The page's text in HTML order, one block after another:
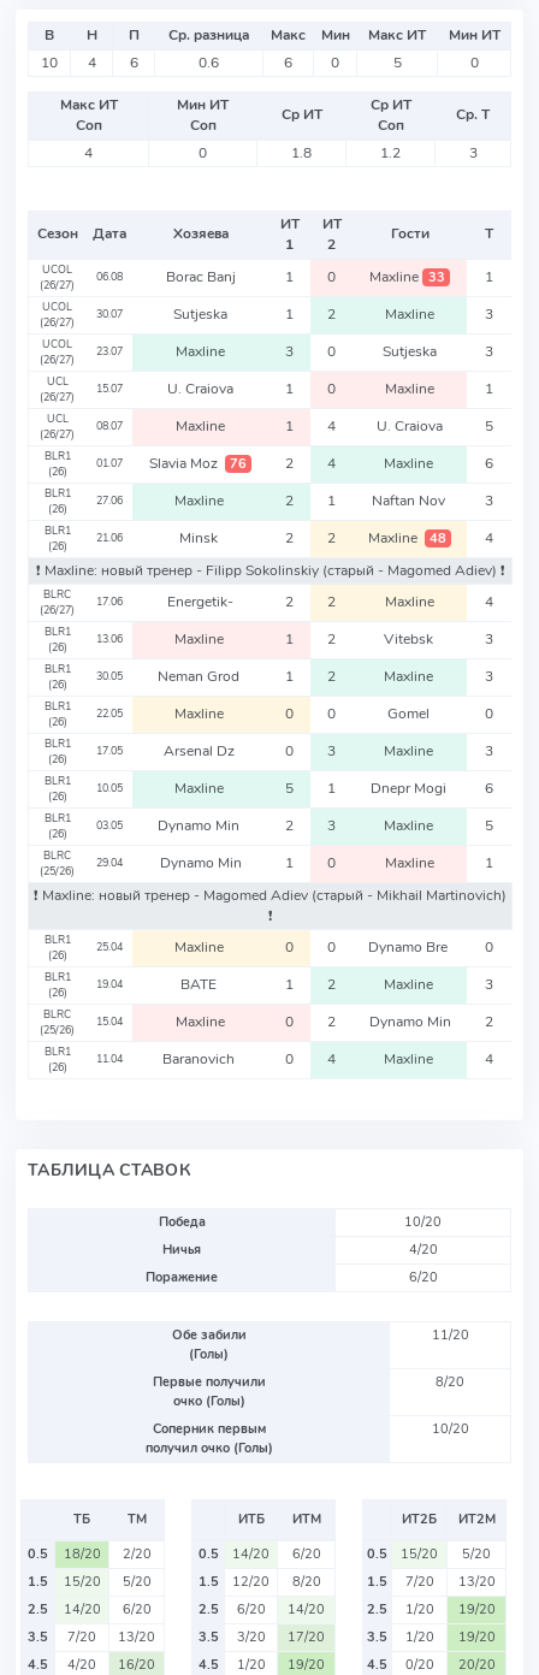
В Н П Ср. разница Макс Мин Макс ИТ
Мин ИТ
10
4 6 0.6 6 0 5 0
Макс ИТ
Соп
Мин ИТ
Соп
Ср ИТ
Ср ИТ
Соп
Ср. Т
4
0 1.8 1.2 3
Сезон Дата Хозяева
ИТ
1
ИТ
2
Гости Т
UCOL
(26/27)
06.08 Borac Banj 1 0 Maxline 33 1
UCOL
(26/27)
30.07 Sutjeska 1 2 Maxline 3
UCOL
(26/27)
23.07 Maxline 3 0 Sutjeska 3
UCL
(26/27)
15.07 U. Craiova 1 0 Maxline 1
UCL
(26/27)
08.07 Maxline 1 4 U. Craiova 5
BLR1
(26)
01.07 Slavia Moz 76 2 4 Maxline 6
BLR1
(26)
27.06 Maxline 2 1 Naftan Nov 3
BLR1
(26)
21.06 Minsk 2 2 Maxline 48
4
❗️ Maxline: новый тренер - Filipp Sokolinskiy (старый - Magomed Adiev) ❗️
BLRC
(26/27)
17.06 Energetik- 2 2 Maxline 4
BLR1
(26)
13.06 Maxline 1 2 Vitebsk 3
BLR1
(26)
30.05 Neman Grod 1 2 Maxline 3
BLR1
(26)
22.05 Maxline 0 0 Gomel 0
BLR1
(26)
17.05 Arsenal Dz 0 3 Maxline 3
BLR1
(26)
10.05 Maxline 5 1 Dnepr Mogi 6
BLR1
(26)
03.05 Dynamo Min 2 3 Maxline 5
BLRC
(25/26)
29.04 Dynamo Min 1 0 Maxline
1
❗️ Maxline: новый тренер - Magomed Adiev (старый - Mikhail Martinovich)
❗️
BLR1
(26)
25.04 Maxline 0 0 Dynamo Bre 0
BLR1
(26)
19.04 BATE 1 2 Maxline 3
BLRC
(25/26)
15.04 Maxline 0 2 Dynamo Min 2
BLR1
(26)
11.04 Baranovich 0 4 Maxline 4
ТАБЛИЦА СТАВОК
Победа
10/20
Ничья
4/20
Поражение
6/20
Обе забили
(Голы)
11/20
Первые получили
очко (Голы)
8/20
Соперник первым
получил очко (Голы)
10/20
ТБ
ТМ
0.5
18/20
2/20
1.5
15/20
5/20
2.5
14/20
6/20
3.5
7/20
13/20
4.5
4/20
16/20
ИТБ
ИТМ
0.5
14/20
6/20
1.5
12/20
8/20
2.5
6/20
14/20
3.5
3/20
17/20
4.5
1/20
19/20
ИТ2Б
ИТ2М
0.5
15/20
5/20
1.5
7/20
13/20
2.5
1/20
19/20
3.5
1/20
19/20
4.5
0/20 20/20